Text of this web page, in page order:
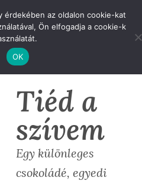
Tiéd a
szívem
Egy különleges
csokoládé, egyedi
érdekében az oldalon cookie-kat
Ön elfogadja a cookie-k
OK